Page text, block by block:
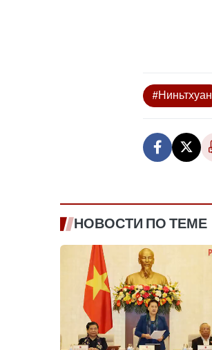
#Ниньтхуан
НОВОСТИ ПО ТЕМЕ